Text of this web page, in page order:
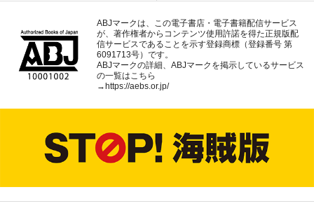
ABJマークは、この電子書店・電子書籍配信サービス
が、著作権者からコンテンツ使用許諾を得た正規版配
信サービスであることを示す登録商標（登録番号 第
6091713号）です。
ABJマークの詳細、ABJマークを掲示しているサービス
の一覧はこちら
→ https://aebs.or.jp/